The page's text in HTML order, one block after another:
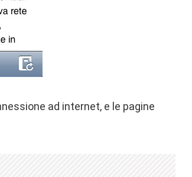
ad internet, e le pagine